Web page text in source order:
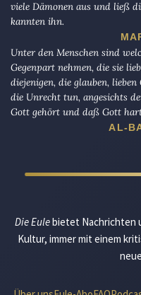
viele Dämonen aus und ließ
kannten ihn.
Unter den Menschen sind
Gegenpart nehmen, die sie
diejenigen, die glauben,
die Unrecht tun, angesichts
Gott gehört und daß Gott
AL-
Die Eulebietet Nachrichten
Kultur, immer mit einem